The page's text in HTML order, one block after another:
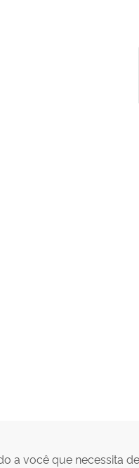
a você que necessita